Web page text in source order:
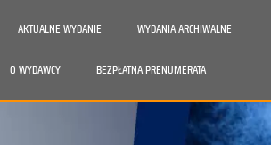
AKTUALNE WYDANIE WYDANIA ARCHIWALNE
O WYDAWCY BEZPŁATNA PRENUMERATA